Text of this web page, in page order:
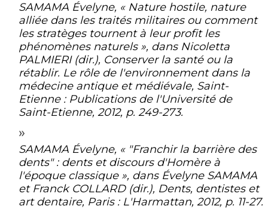
SAMAMA Évelyne, « Nature hostile, nature
alliée dans les traités militaires ou comment
les stratèges tournent à leur profit les
phénomènes naturels », dans Nicoletta
PALMIERI (dir.), Conserver la santé ou la
rétablir. Le rôle de l'environnement dans la
médecine antique et médiévale, Saint-
Etienne : Publications de l'Université de
Saint-Etienne, 2012, p. 249-273.
SAMAMA Évelyne, « "Franchir la barrière des
dents" : dents et discours d'Homère à
l'époque classique », dans Évelyne SAMAMA
et Franck COLLARD (dir.), Dents, dentistes et
art dentaire, Paris : L'Harmattan, 2012, p. 11-27.